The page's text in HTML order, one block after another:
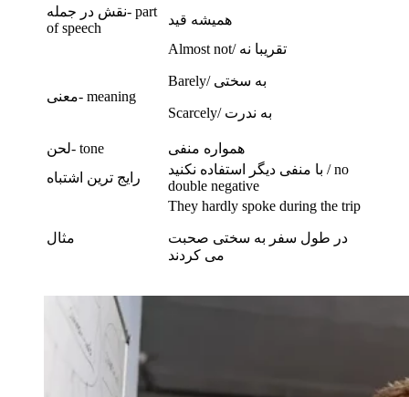
نقش در جمله- part
of speech
همیشه قید
معنی- meaning
Almost not/ تقریبا نه
Barely/ به سختی
Scarcely/ به ندرت
لحن- tone
همواره منفی
رایج ترین اشتباه
با منفی دیگر استفاده نکنید / no
double negative
مثال
They hardly spoke during the trip
در طول سفر به سختی صحبت
می کردند